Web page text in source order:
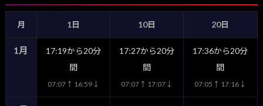
月 1日 10日 20日
1月
17:19から20分
間
07:07↑ 16:59↓
17:27から20分
間
07:07↑ 17:07↓
17:36から20分
間
07:05↑ 17:16↓